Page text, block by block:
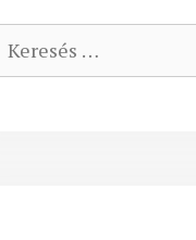
Keresés: